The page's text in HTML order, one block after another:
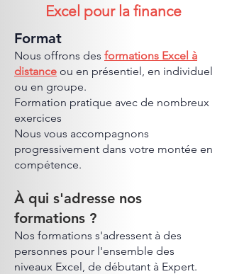
Excel pour la finance
Format
Nous offrons des formations Excel à
distance ou en présentiel, en individuel
ou en groupe.
Formation pratique avec de nombreux
exercices
Nous vous accompagnons
progressivement dans votre montée en
compétence.
À qui s'adresse nos
formations ?
Nos formations s'adressent à des
personnes pour l'ensemble des
niveaux Excel, de débutant à Expert.